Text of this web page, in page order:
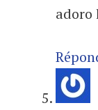
adoro